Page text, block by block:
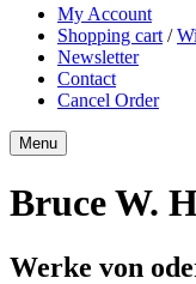
My Account
Shopping cart /
Newsletter
Contact
Cancel Order
Menu
Bruce W.
Werke von